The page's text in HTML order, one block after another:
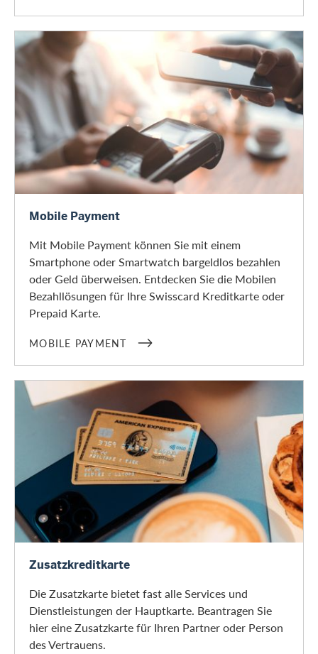
Mobile Payment
Mobile Payment
Mit Mobile Payment können Sie mit einem
Smartphone oder Smartwatch bargeldlos bezahlen
oder Geld überweisen. Entdecken Sie die Mobilen
Bezahllösungen für Ihre Swisscard Kreditkarte oder
Prepaid Karte.
MOBILE PAYMENT
Zusatzkarte beantragen
Zusatzkreditkarte
Die Zusatzkarte bietet fast alle Services und
Dienstleistungen der Hauptkarte. Beantragen Sie
hier eine Zusatzkarte für Ihren Partner oder Person
des Vertrauens.